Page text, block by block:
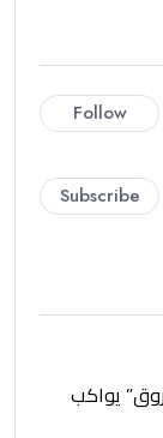
Follow
Subscribe
يواكب